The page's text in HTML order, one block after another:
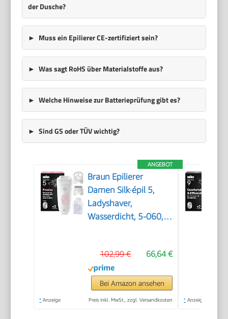
der Dusche?
Muss ein Epilierer CE-zertifiziert sein?
Was sagt RoHS über Materialstoffe aus?
Welche Hinweise zur Batterieprüfung gibt es?
Sind GS oder TÜV wichtig?
ANGEBOT
Braun Epilierer
Damen Silk·épil 5,
Ladyshaver,
Wasserdicht, 5-060,
66,64 €
102,99 €
Bei Amazon ansehen
* Anzeige Preis inkl. MwSt., zzgl. Versandkosten * Anzeige